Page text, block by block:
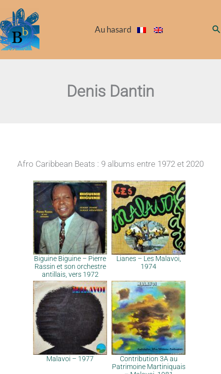
au
contenu
Au hasard
Denis Dantin
Afro Caribbean Beats : 9 albums entre 1972 et 2020
Biguine Biguine – Pierre
Rassin et son orchestre
antillais, vers 1972
Lianes – Les Malavoi,
1974
Malavoi – 1977
Contribution 3A au
Patrimoine Martiniquais